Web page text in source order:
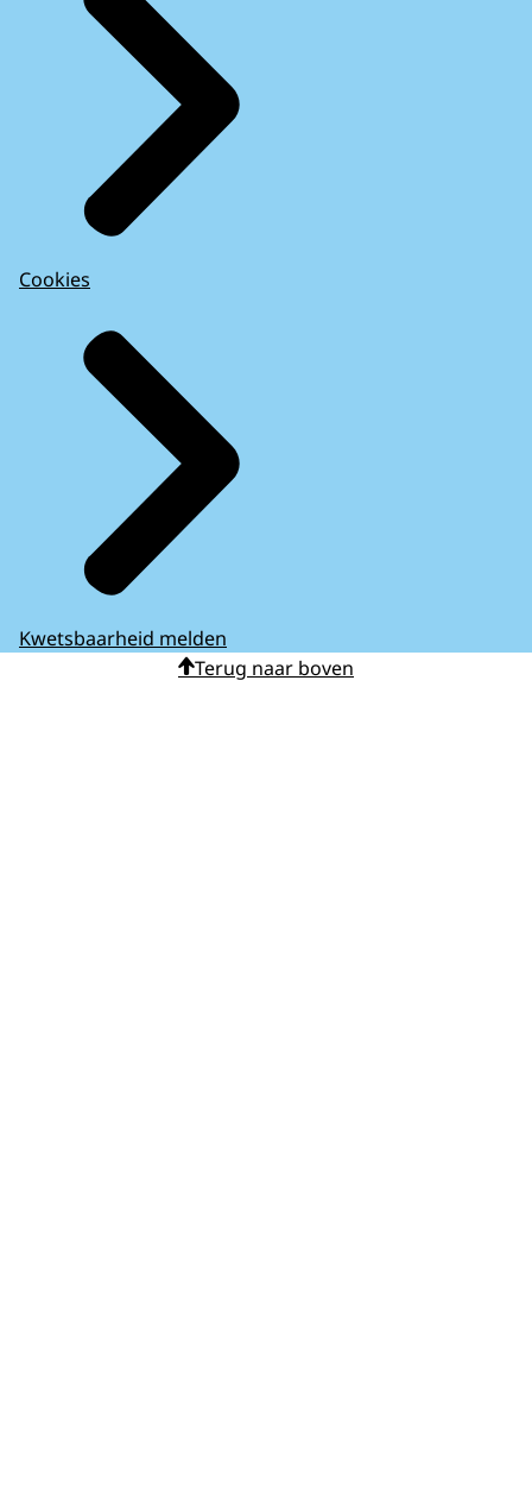
Cookies
Kwetsbaarheid melden
Terug naar boven